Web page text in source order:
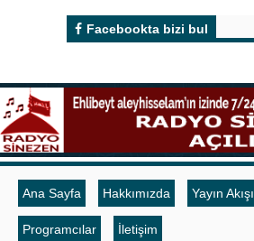
Facebookta bizi bul
Ana Sayfa Hakkımızda Yayın Akışı
Programcılar İletişim